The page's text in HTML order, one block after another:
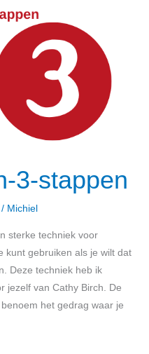
3-stappen
/ Michiel
sterke techniek voor
kunt gebruiken als je wilt dat
Deze techniek heb ik
jezelf van Cathy Birch. De
het gedrag waar je